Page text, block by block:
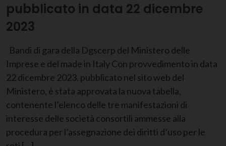
pubblicato in data 22 dicembre
2023
Bandi di gara della Dgscerp del Ministero delle
Imprese e del made in Italy Con provvedimento in data
22 dicembre 2023, pubblicato nel sito web del
Ministero, è stata approvata la nuova tabella,
contenente l’elenco delle tre manifestazioni di
interesse delle società consortili ammesse alla
procedura per l’assegnazione dei diritti d’uso per le